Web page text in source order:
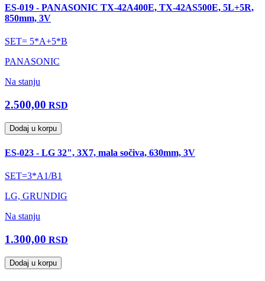
ES-019 - PANASONIC TX-42A400E, TX-42AS500E, 5L+5R,
850mm, 3V
SET= 5*A+5*B
PANASONIC
Na stanju
2.500,00 RSD
Dodaj u korpu
ES-023 - LG 32", 3X7, mala sočiva, 630mm, 3V
SET=3*A1/B1
LG, GRUNDIG
Na stanju
1.300,00 RSD
Dodaj u korpu